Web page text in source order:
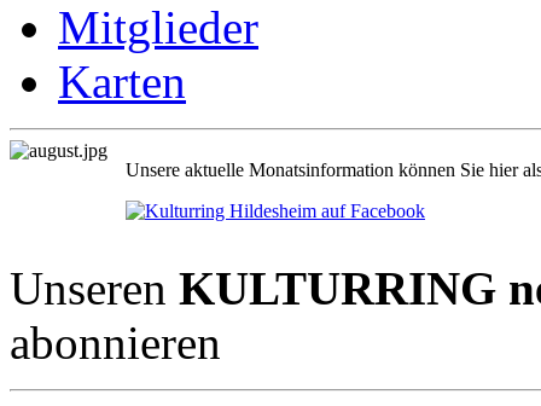
Mitglieder
Karten
Unsere aktuelle Monatsinformation können Sie hier
Unseren KULTURRING
abonnieren